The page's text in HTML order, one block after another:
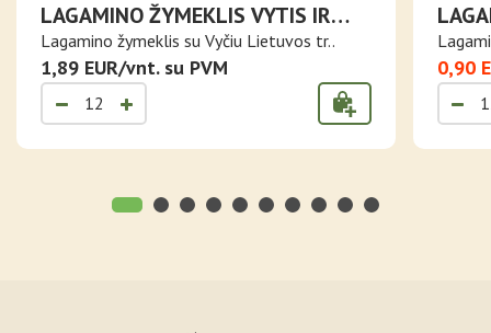
LAGAMINO ŽYMEKLIS VYTIS IR
LIETUVOS VĖLIAVA
Lagamino žymeklis su Vyčiu Lietuvos tr..
1,89 EUR/vnt. su PVM 0,90